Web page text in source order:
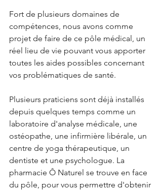
Fort de plusieurs domaines de
compétences, nous avons comme
projet de faire de ce pôle médical, un
réel lieu de vie pouvant vous apporter
toutes les aides possibles concernant
vos problématiques de santé.
Plusieurs praticiens sont déjà installés
depuis quelques temps comme un
laboratoire d'analyse médicale, une
ostéopathe, une infirmière libérale, un
centre de yoga thérapeutique, un
dentiste et une psychologue. La
pharmacie Ô Naturel se trouve en face
du pôle, pour vous permettre d'obtenir